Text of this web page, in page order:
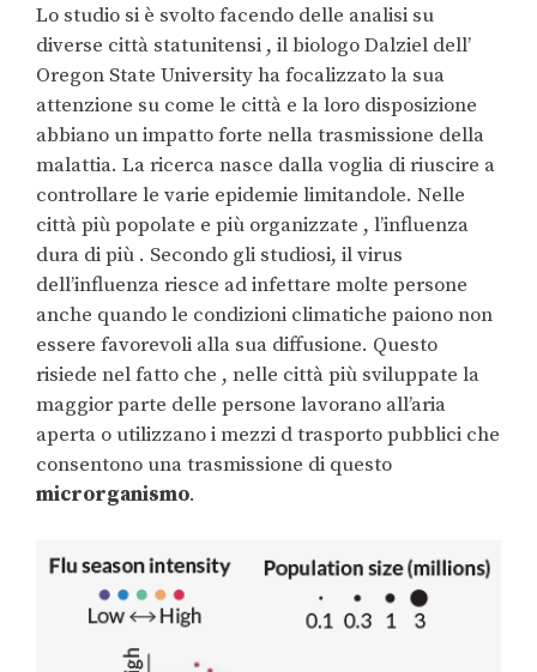
Lo studio si è svolto facendo delle analisi su
diverse città statunitensi , il biologo Dalziel dell’
Oregon State University ha focalizzato la sua
attenzione su come le città e la loro disposizione
abbiano un impatto forte nella trasmissione della
malattia. La ricerca nasce dalla voglia di riuscire a
controllare le varie epidemie limitandole. Nelle
città più popolate e più organizzate , l’influenza
dura di più . Secondo gli studiosi, il virus
dell’influenza riesce ad infettare molte persone
anche quando le condizioni climatiche paiono non
essere favorevoli alla sua diffusione. Questo
risiede nel fatto che , nelle città più sviluppate la
maggior parte delle persone lavorano all’aria
aperta o utilizzano i mezzi d trasporto pubblici che
consentono una trasmissione di questo
microrganismo.